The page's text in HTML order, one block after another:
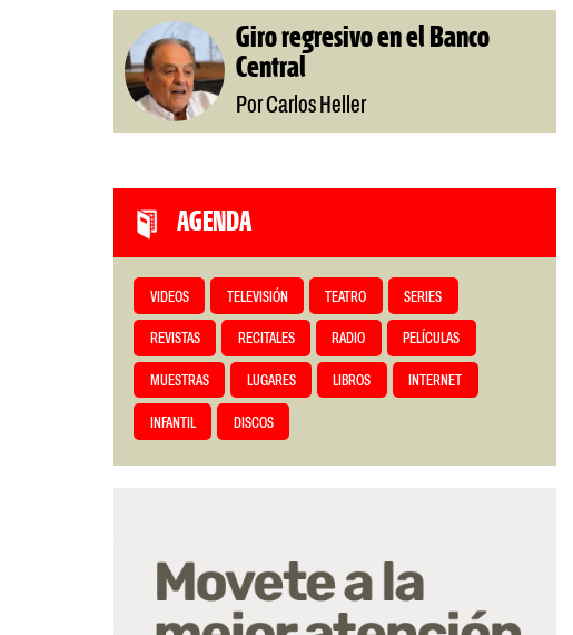
Giro regresivo en el Banco
Central
Por Carlos Heller
AGENDA
VIDEOS TELEVISIÓN TEATRO SERIES
REVISTAS RECITALES RADIO PELÍCULAS
MUESTRAS LUGARES LIBROS INTERNET
INFANTIL DISCOS